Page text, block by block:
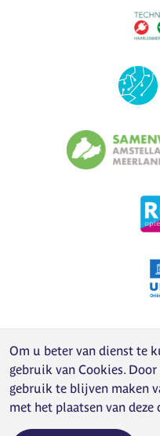
Om u beter van dienst te
gebruik van Cookies.
gebruik te blijven maken
met het plaatsen van deze